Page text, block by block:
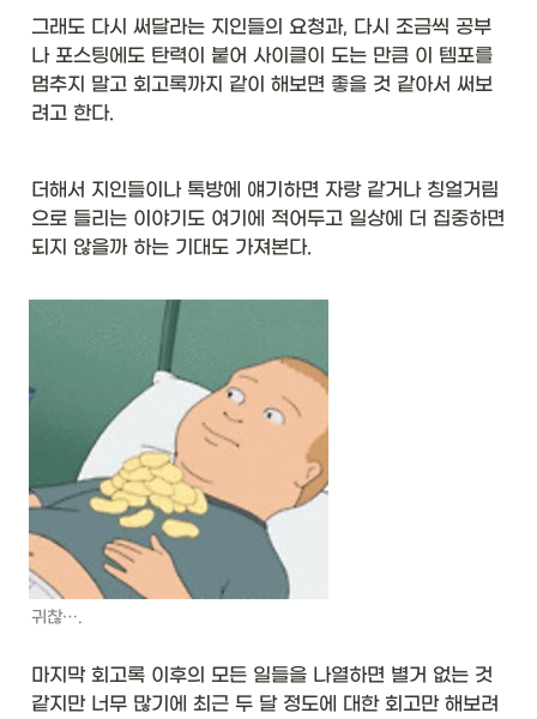
그래도 다시 써달라는 지인들의 요청과, 다시 조금씩 공부
나 포스팅에도 탄력이 붙어 사이클이 도는 만큼 이 템포를
멈추지 말고 회고록까지 같이 해보면 좋을 것 같아서 써보
려고 한다.
더해서 지인들이나 톡방에 얘기하면 자랑 같거나 칭얼거림
으로 들리는 이야기도 여기에 적어두고 일상에 더 집중하면
되지 않을까 하는 기대도 가져본다.
귀찮….
마지막 회고록 이후의 모든 일들을 나열하면 별거 없는 것
같지만 너무 많기에 최근 두 달 정도에 대한 회고만 해보려